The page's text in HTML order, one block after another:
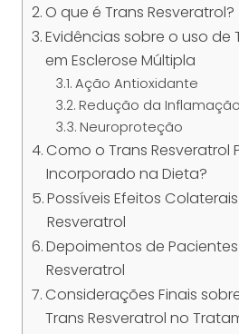
O que é Trans Resveratrol?
Evidências sobre o uso de
em Esclerose Múltipla
Ação Antioxidante
Redução da Inflamação
Neuroproteção
Como o Trans Resveratrol
Incorporado na Dieta?
Possíveis Efeitos
Resveratrol
Depoimentos de
Resveratrol
Considerações Finais
Trans Resveratrol no